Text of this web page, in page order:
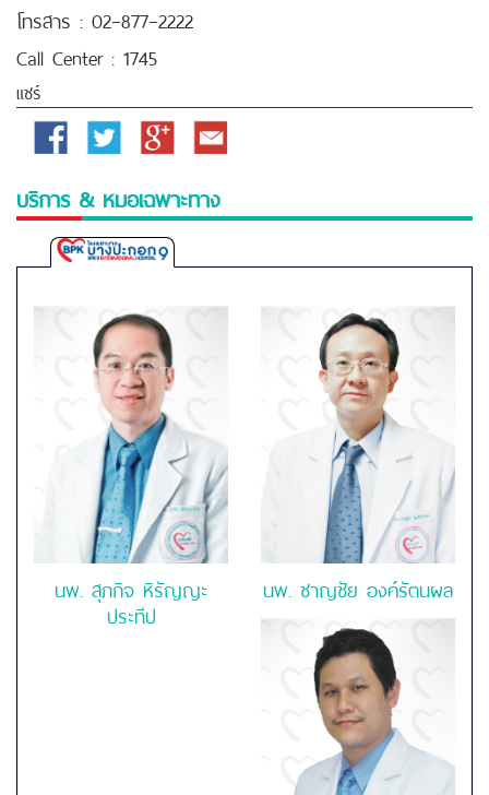
โทรสาร : 02–877–2222
Call Center : 1745
แชร์
Facebook Twitter
Google
Email
บริการ & หมอเฉพาะทาง
Bangpakok
International
Hospital
นพ. สุภกิจ หิรัญญะ
ประทีป
นพ. ชาญชัย องค์รัตนผล